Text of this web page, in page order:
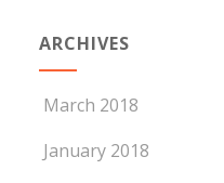
ARCHIVES
March 2018
January 2018